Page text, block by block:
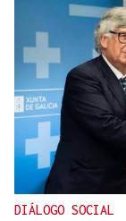
CANEDO
Un herido en
entrada a las
DIÁLOGO SOCIAL